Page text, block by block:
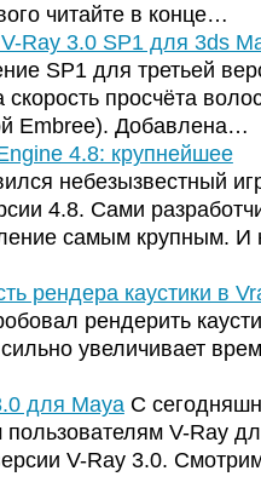
читайте в конце…
Ray 3.0 SP1 для 3ds
SP1 для третьей
просчёта
Embree). Добавлена…
4.8: крупнейшее
небезызвестный
4.8. Сами
самым крупным. И
рендера каустики в
рендерить
увеличивает
для MayaС
V-Ray
V-Ray 3.0.